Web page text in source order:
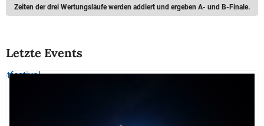
Zeiten der drei Wertungsläufe werden addiert und ergeben A- und B-Finale.
Letzte Events